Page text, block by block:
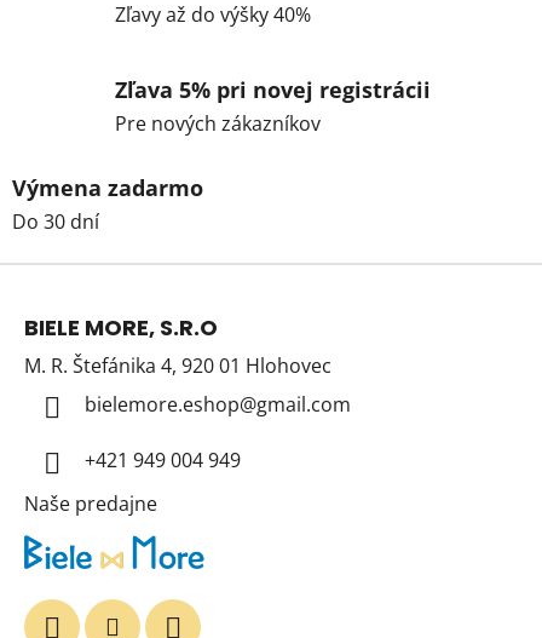
Zľavy až do výšky 40%
Zľava 5% pri novej registrácii
Pre nových zákazníkov
Výmena zadarmo
Do 30 dní
Z
BIELE MORE, S.R.O
M. R. Štefánika 4, 920 01 Hlohovec
bielemore.eshop@gmail.com
+421 949 004 949
Naše predajne